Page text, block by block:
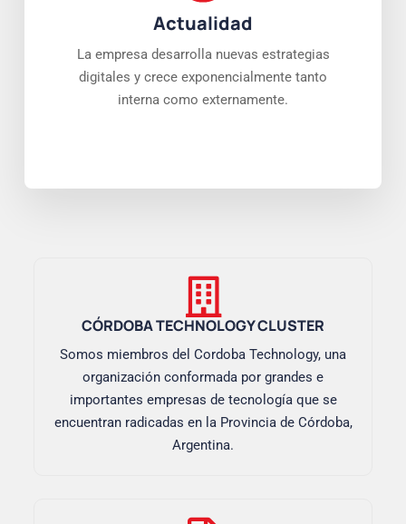
Actualidad
La empresa desarrolla nuevas estrategias
digitales y crece exponencialmente tanto
interna como externamente.
CÓRDOBA TECHNOLOGY CLUSTER
Somos miembros del Cordoba Technology, una
organización conformada por grandes e
importantes empresas de tecnología que se
encuentran radicadas en la Provincia de Córdoba,
Argentina.